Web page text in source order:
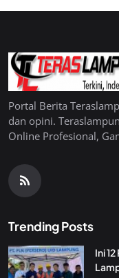
Portal Berita
dan opini.
Online Profesional,
Trending Posts
Ini